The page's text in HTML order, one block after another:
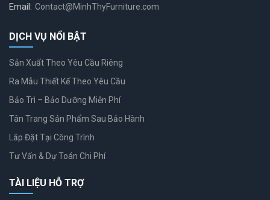
Email: Contact@MinhThyFurniture.com
DỊCH VỤ NỔI BẬT
Sản Xuất Theo Yêu Cầu Riêng
Ra Mẫu Thiết Kế Theo Yêu Cầu
Bảo Trì – Bảo Dưỡng Miễn Phí
Tân Trang Sản Phẩm Sau Bảo Hành
Lắp Đặt Tại Công Trình
Tư Vấn & Dự Toán Chi Phí
TÀI LIỆU HỖ TRỢ